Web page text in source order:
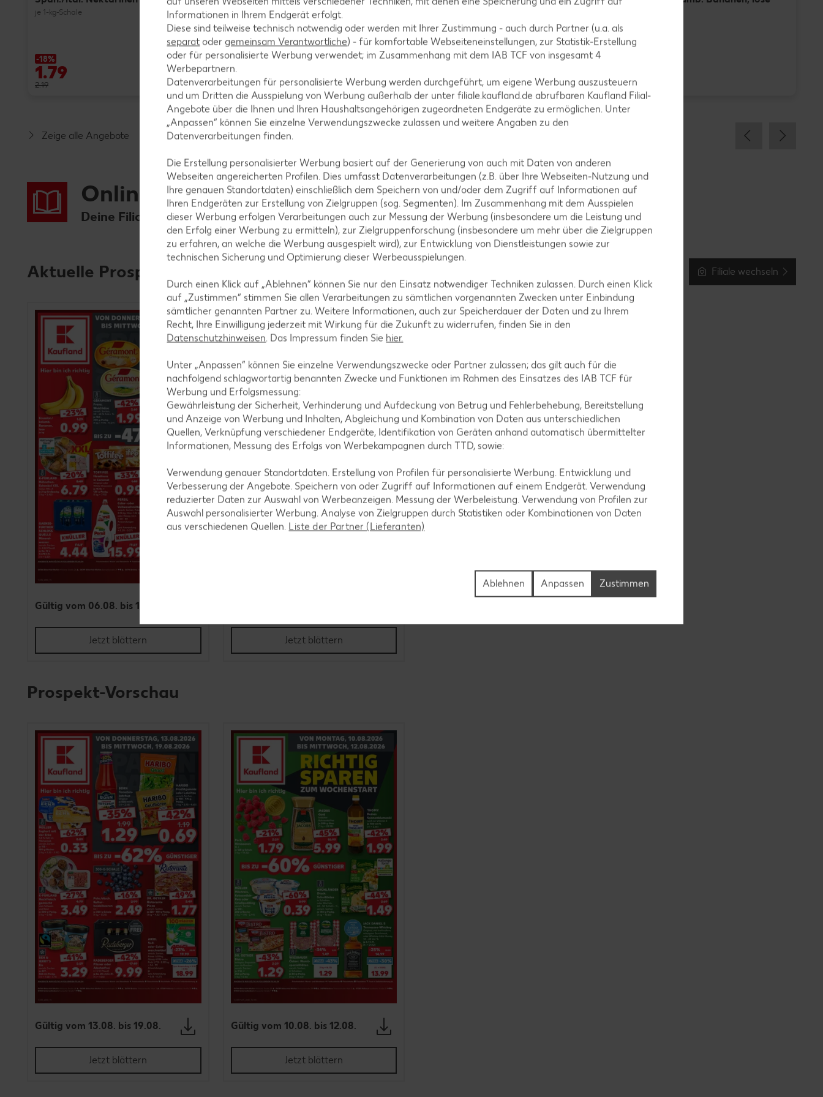
je 1-kg-Schale
-18%
1.79
2.19
nur
0.99
-20%
1.99
2.49 1.29
Zeige alle Angebote
Online-Prospekte
Deine Filiale: Kaufland Bitterfeld-Wolfen
Aktuelle Prospekte Filiale wechseln
Gültig vom 06.08. bis 12.08.
Jetzt blättern Jetzt blättern
Prospekt-Vorschau
Gültig vom 13.08. bis 19.08.
Jetzt blättern
Gültig vom 10.08. bis 12.08.
Jetzt blättern
Informationen in Ihrem Endgerät erfolgt.
Diese sind teilweise technisch notwendig oder werden mit Ihrer Zustimmung - auch durch Partner (u.a. als
separat oder gemeinsam Verantwortliche) - für komfortable Webseiteneinstellungen, zur Statistik-Erstellung
oder für personalisierte Werbung verwendet; im Zusammenhang mit dem IAB TCF von insgesamt4
Werbepartnern.
Datenverarbeitungen für personalisierte Werbung werden durchgeführt, um eigene Werbung auszusteuern
und um Dritten die Ausspielung von Werbung außerhalb der unter filiale.kaufland.de abrufbaren Kaufland Filial-
Angebote über die Ihnen und Ihren Haushaltsangehörigen zugeordneten Endgeräte zu ermöglichen. Unter
„Anpassen“ können Sie einzelne Verwendungszwecke zulassen und weitere Angaben zu den
Datenverarbeitungen finden.
Die Erstellung personalisierter Werbung basiert auf der Generierung von auch mit Daten von anderen
Webseiten angereicherten Profilen. Dies umfasst Datenverarbeitungen (z.B. über Ihre Webseiten-Nutzung und
Ihre genauen Standortdaten) einschließlich dem Speichern von und/oder dem Zugriff auf Informationen auf
Ihren Endgeräten zur Erstellung von Zielgruppen (sog. Segmenten). Im Zusammenhang mit dem Ausspielen
dieser Werbung erfolgen Verarbeitungen auch zur Messung der Werbung (insbesondere um die Leistung und
den Erfolg einer Werbung zu ermitteln), zur Zielgruppenforschung (insbesondere um mehr über die Zielgruppen
zu erfahren, an welche die Werbung ausgespielt wird), zur Entwicklung von Dienstleistungen sowie zur
technischen Sicherung und Optimierung dieser Werbeausspielungen.
Durch einen Klick auf „Ablehnen“ können Sie nur den Einsatz notwendiger Techniken zulassen. Durch einen Klick
auf „Zustimmen“ stimmen Sie allen Verarbeitungen zu sämtlichen vorgenannten Zwecken unter Einbindung
sämtlicher genannten Partner zu. Weitere Informationen, auch zur Speicherdauer der Daten und zu Ihrem
Recht, Ihre Einwilligung jederzeit mit Wirkung für die Zukunft zu widerrufen, finden Sie in den
Datenschutzhinweisen. Das Impressum finden Sie hier.
Unter „Anpassen“ können Sie einzelne Verwendungszwecke oder Partner zulassen; das gilt auch für die
nachfolgend schlagwortartig benannten Zwecke und Funktionen im Rahmen des Einsatzes des IAB TCF für
Werbung und Erfolgsmessung:
Gewährleistung der Sicherheit, Verhinderung und Aufdeckung von Betrug und Fehlerbehebung, Bereitstellung
und Anzeige von Werbung und Inhalten, Abgleichung und Kombination von Daten aus unterschiedlichen
Quellen, Verknüpfung verschiedener Endgeräte, Identifikation von Geräten anhand automatisch übermittelter
Informationen, Messung des Erfolgs von Werbekampagnen durch TTD, sowie:
Verwendung genauer Standortdaten. Erstellung von Profilen für personalisierte Werbung. Entwicklung und
Verbesserung der Angebote. Speichern von oder Zugriff auf Informationen auf einem Endgerät. Verwendung
reduzierter Daten zur Auswahl von Werbeanzeigen. Messung der Werbeleistung. Verwendung von Profilen zur
Auswahl personalisierter Werbung. Analyse von Zielgruppen durch Statistiken oder Kombinationen von Daten
aus verschiedenen Quellen. Liste der Partner (Lieferanten)
Zustimmen
Anpassen
Ablehnen